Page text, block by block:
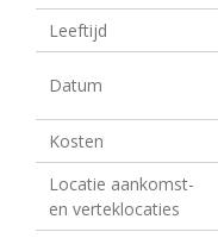
Leeftijd
Datum
Kosten
Locatie aankomst-
en verteklocaties